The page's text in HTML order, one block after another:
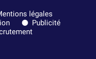
légales
Publicité